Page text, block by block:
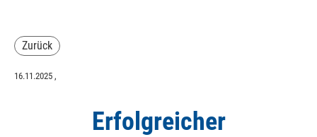
Zurück
16.11.2025 ,
Erfolgreicher